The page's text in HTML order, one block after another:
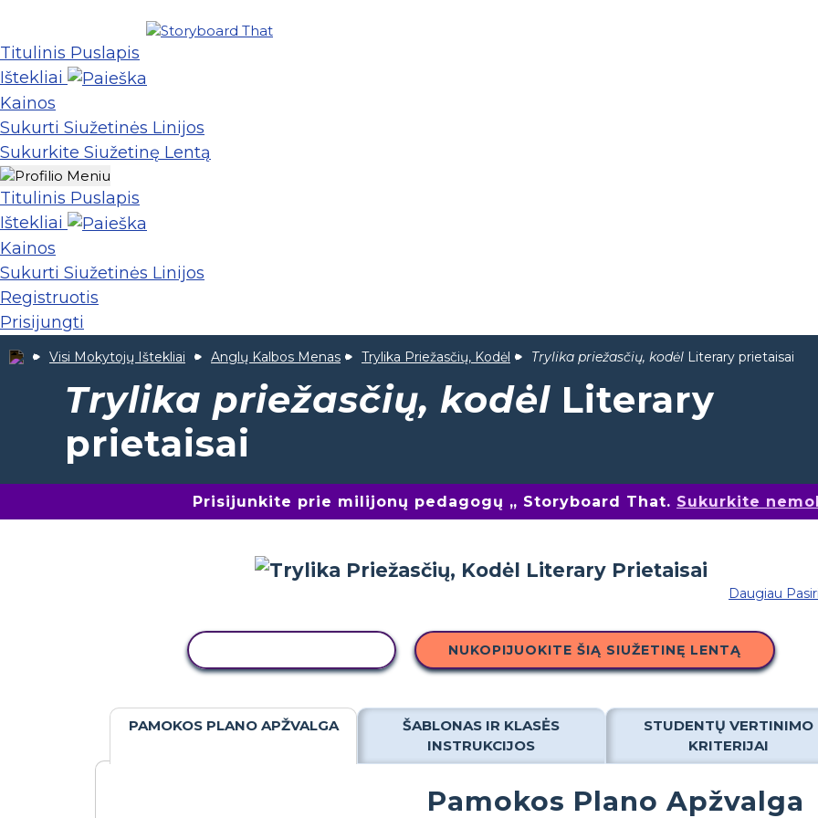
Titulinis Puslapis
Ištekliai
Kainos
Sukurti Siužetinės Linijos
Sukurkite Siužetinę Lentą
Titulinis Puslapis
Ištekliai
Kainos
Sukurti Siužetinės Linijos
Registruotis
Prisijungti
Visi Mokytojų Ištekliai Anglų Kalbos Menas Trylika Priežasčių, Kodėl Trylika priežasčių, kodėl Literary prietaisai
Trylika priežasčių, kodėl Literary
prietaisai
Prisijunkite prie milijonų pedagogų „ Storyboard That. Sukurkite
Daugiau
NUKOPIJUOKITE ŠIĄ SIUŽETINĘ LENTĄ
PAMOKOS PLANO APŽVALGA
ŠABLONAS IR KLASĖS
INSTRUKCIJOS
STUDENTŲ VERTINIMO
KRITERIJAI
Pamokos Plano Apžvalga